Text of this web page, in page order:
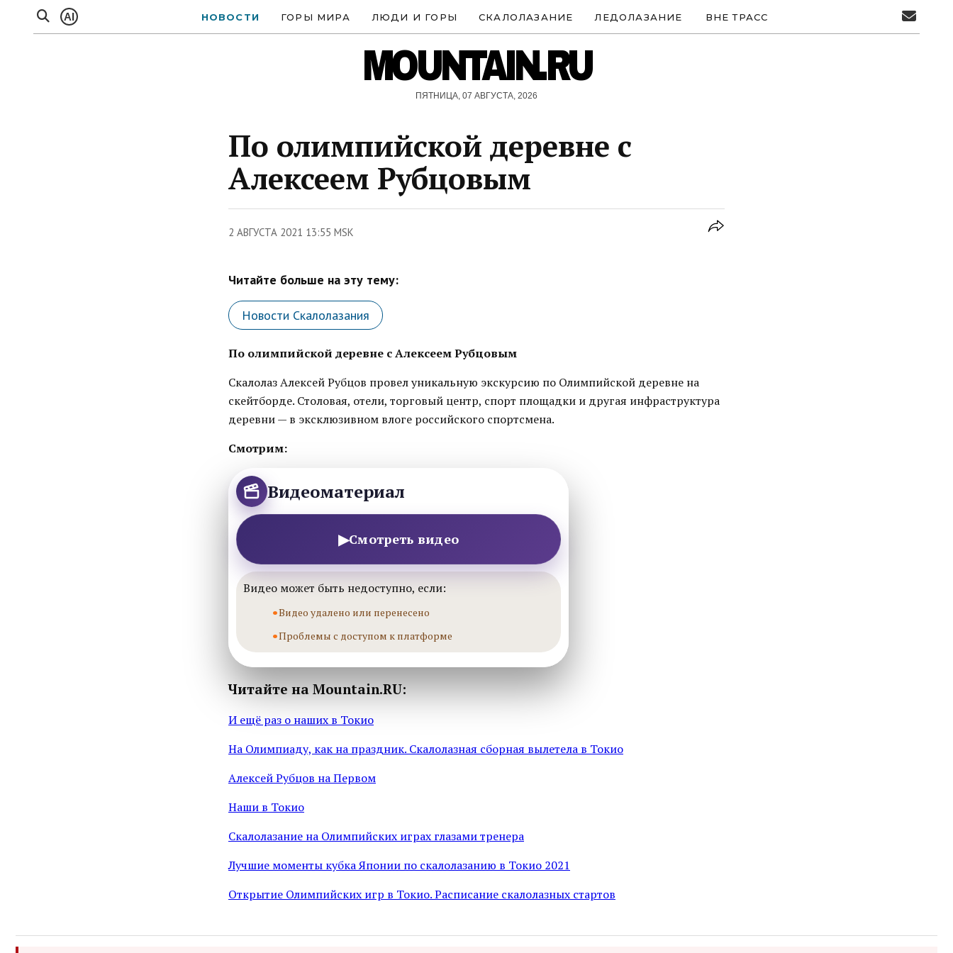
AI НОВОСТИ ГОРЫ МИРА ЛЮДИ И ГОРЫ СКАЛОЛАЗАНИЕ ЛЕДОЛАЗАНИЕ ВНЕ ТРАСС
MOUNTAIN.RU
ПЯТНИЦА, 07 АВГУСТА, 2026
По олимпийской деревне с
Алексеем Рубцовым
2 АВГУСТА 2021 13:55 MSK
Читайте больше на эту тему:
Новости Скалолазания
По олимпийской деревне с Алексеем Рубцовым
Скалолаз Алексей Рубцов провел уникальную экскурсию по Олимпийской деревне на
скейтборде. Столовая, отели, торговый центр, спорт площадки и другая инфраструктура
деревни — в эксклюзивном влоге российского спортсмена.
Смотрим:
Видеоматериал
▶Смотреть видео
Видео может быть недоступно, если:
Видео удалено или перенесено
Проблемы с доступом к платформе
Читайте на Mountain.RU:
И ещё раз о наших в Токио
На Олимпиаду, как на праздник. Скалолазная сборная вылетела в Токио
Алексей Рубцов на Первом
Наши в Токио
Скалолазание на Олимпийских играх глазами тренера
Лучшие моменты кубка Японии по скалолазанию в Токио 2021
Открытие Олимпийских игр в Токио. Расписание скалолазных стартов